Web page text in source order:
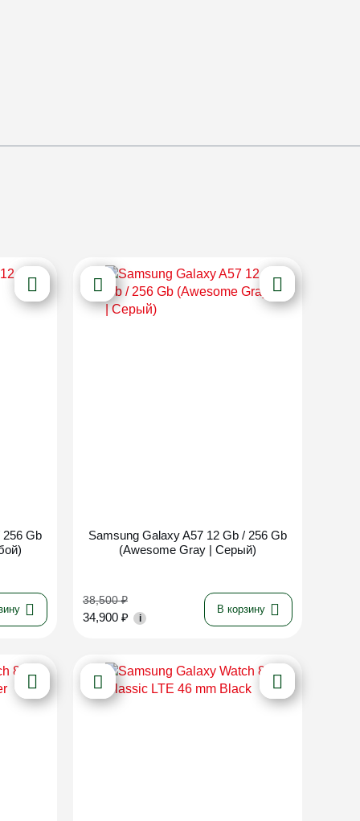
256 Gb
Samsung Galaxy A57 12 Gb / 256 Gb
(Awesome Gray | Серый)
38,500₽
34,900 ₽ i
В корзину